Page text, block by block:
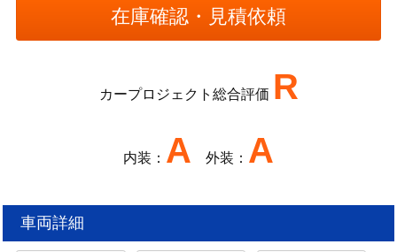
カープロジェクト総合評価 R
内装： A 外装： A
車両詳細